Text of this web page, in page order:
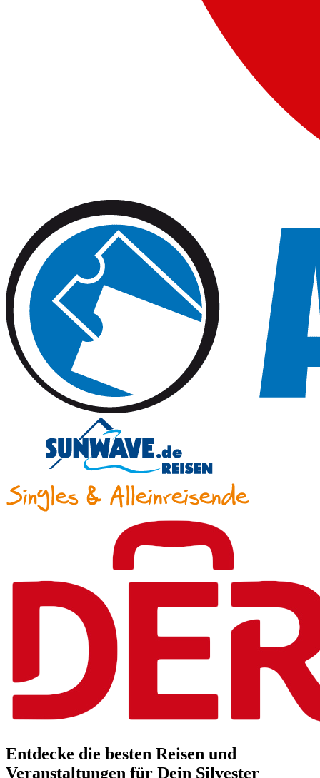
Entdecke die besten Reisen und
Veranstaltungen für Dein Silvester